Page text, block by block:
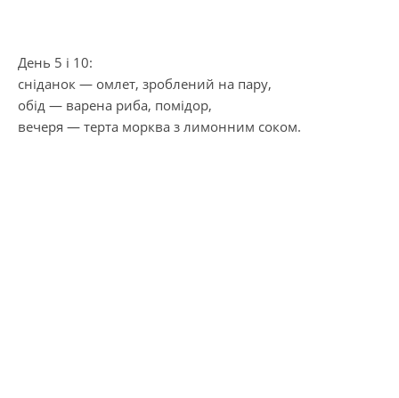
День 5 і 10:
сніданок — омлет, зроблений на пару,
обід — варена риба, помідор,
вечеря — терта морква з лимонним соком.